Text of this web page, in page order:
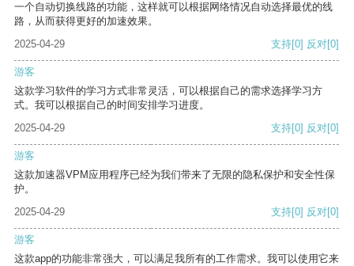
一个自动切换线路的功能，这样就可以根据网络情况自动选择最优的线
路，从而获得更好的加速效果。
2025-04-29
支持[0] 反对[0]
游客
这款学习软件的学习方式非常灵活，可以根据自己的需求选择学习方
式。我可以根据自己的时间安排学习进度。
2025-04-29
支持[0] 反对[0]
游客
这款加速器VPM应用程序已经为我们带来了无限的隐私保护和安全性保
护。
2025-04-29
支持[0] 反对[0]
游客
这款app的功能非常强大，可以满足我所有的工作需求。我可以使用它来